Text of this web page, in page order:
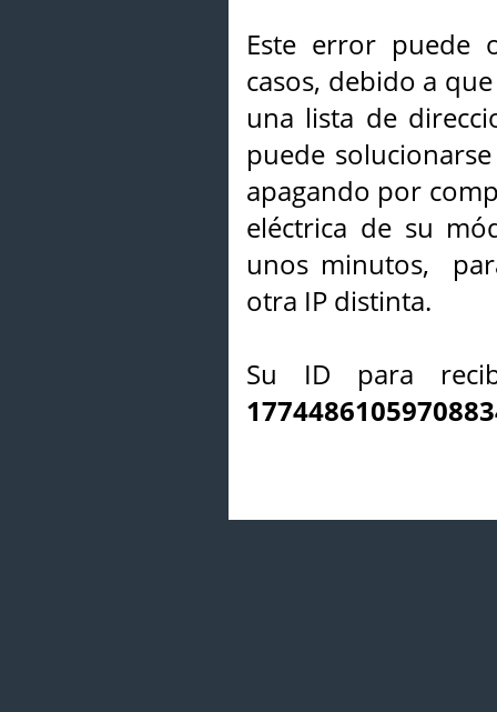
Este error puede
casos, debido a
una lista de
puede
apagando por
eléctrica de su
unos minutos,
otra IP distinta.
Su ID para